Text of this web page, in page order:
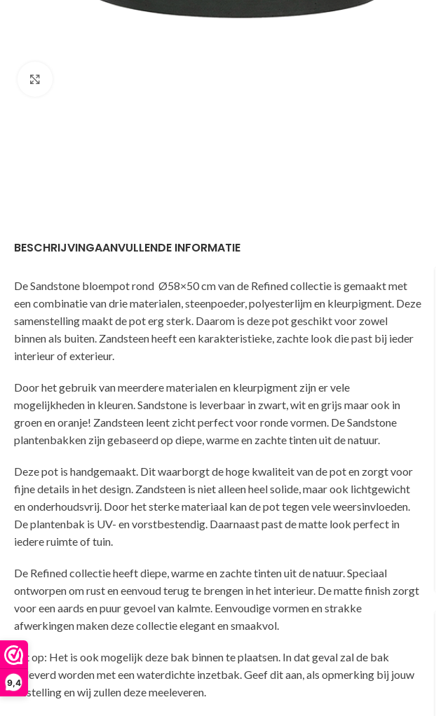
9,4
BESCHRIJVINGAANVULLENDE INFORMATIE
De Sandstone bloempot rond Ø58×50 cm van de Refined collectie is gemaakt met
een combinatie van drie materialen, steenpoeder, polyesterlijm en kleurpigment. Deze
samenstelling maakt de pot erg sterk. Daarom is deze pot geschikt voor zowel
binnen als buiten. Zandsteen heeft een karakteristieke, zachte look die past bij ieder
interieur of exterieur.
Door het gebruik van meerdere materialen en kleurpigment zijn er vele
mogelijkheden in kleuren. Sandstone is leverbaar in zwart, wit en grijs maar ook in
groen en oranje! Zandsteen leent zicht perfect voor ronde vormen. De Sandstone
plantenbakken zijn gebaseerd op diepe, warme en zachte tinten uit de natuur.
Deze pot is handgemaakt. Dit waarborgt de hoge kwaliteit van de pot en zorgt voor
fijne details in het design. Zandsteen is niet alleen heel solide, maar ook lichtgewicht
en onderhoudsvrij. Door het sterke materiaal kan de pot tegen vele weersinvloeden.
De plantenbak is UV- en vorstbestendig. Daarnaast past de matte look perfect in
iedere ruimte of tuin.
De Refined collectie heeft diepe, warme en zachte tinten uit de natuur. Speciaal
ontworpen om rust en eenvoud terug te brengen in het interieur. De matte finish zorgt
voor een aards en puur gevoel van kalmte. Eenvoudige vormen en strakke
afwerkingen maken deze collectie elegant en smaakvol.
Let op: Het is ook mogelijk deze bak binnen te plaatsen. In dat geval zal de bak
geleverd worden met een waterdichte inzetbak. Geef dit aan, als opmerking bij jouw
bestelling en wij zullen deze meeleveren.